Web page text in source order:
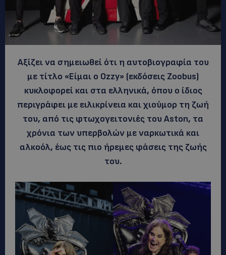
Αξίζει να σημειωθεί ότι η αυτοβιογραφία του
με τίτλο «Είμαι ο Ozzy» (εκδόσεις Zoobus)
κυκλοφορεί και στα ελληνικά, όπου ο ίδιος
περιγράφει με ειλικρίνεια και χιούμορ τη ζωή
του, από τις φτωχογειτονιές του Aston, τα
χρόνια των υπερβολών με ναρκωτικά και
αλκοόλ, έως τις πιο ήρεμες φάσεις της ζωής
του.